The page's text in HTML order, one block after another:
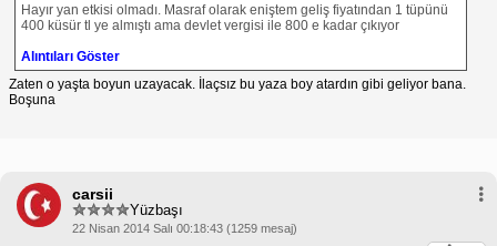
Hayır yan etkisi olmadı. Masraf olarak eniştem geliş fiyatından 1 tüpünü
400 küsür tl ye almıştı ama devlet vergisi ile 800 e kadar çıkıyor
Alıntıları Göster
Zaten o yaşta boyun uzayacak. İlaçsız bu yaza boy atardın gibi geliyor bana.
Boşuna
carsii
Yüzbaşı
22 Nisan 2014 Salı 00:18:43 (1259 mesaj)